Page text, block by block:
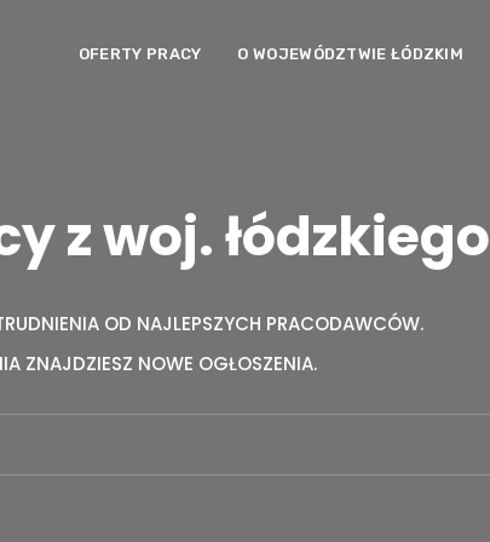
OFERTY PRACY O WOJEWÓDZTWIE ŁÓDZKIM
z woj. łódzkiego
OD NAJLEPSZYCH PRACODAWCÓW.
ZNAJDZIESZ NOWE OGŁOSZENIA.